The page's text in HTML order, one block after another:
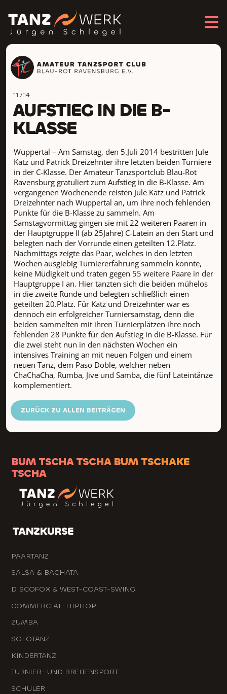
11.7.14
AUFSTIEG IN DIE B-
KLASSE
Wuppertal – Am Samstag, den 5.Juli 2014 bestritten Jule
Katz und Patrick Dreizehnter ihre letzten beiden Turniere
in der C-Klasse. Der Amateur Tanzsportclub Blau-Rot
Ravensburg gratuliert zum Aufstieg in die B-Klasse. Am
vergangenen Wochenende reisten Jule Katz und Patrick
Dreizehnter nach Wuppertal an, um ihre noch fehlenden
Punkte für die B-Klasse zu sammeln. Am
Samstagvormittag gingen sie mit 22 weiteren Paaren in
der Hauptgruppe II (ab 25Jahre) C-Latein an den Start und
belegten nach der Vorrunde einen geteilten 12.Platz.
Nachmittags zeigte das Paar, welches in den letzten
Wochen ausgiebig Turniererfahrung sammeln konnte,
keine Müdigkeit und traten gegen 55 weitere Paare in der
Hauptgruppe I an. Hier tanzten sich die beiden mühelos
in die zweite Runde und belegten schließlich einen
geteilten 20.Platz. Für Katz und Dreizehnter war es
dennoch ein erfolgreicher Turniersamstag, denn die
beiden sammelten mit ihren Turnierplätzen ihre noch
fehlenden 28 Punkte für den Aufstieg in die B-Klasse. Für
die zwei steht nun in den nächsten Wochen ein
intensives Training an mit neuen Folgen und einem
neuen Tanz, dem Paso Doble, welcher neben
ChaChaCha, Rumba, Jive und Samba, die fünf Lateintänze
komplementiert.
ZURÜCK ZU ALLEN BEITRÄGEN
BUM TSCHA TSCHA BUM TSCHAKE
TSCHA
TANZKURSE
PAARTANZ
SALSA & BACHATA
DISCOFOX & WEST-COAST-SWING
COMMERCIAL-HIPHOP
ZUMBA
SOLOTANZ
KINDERTANZ
TURNIER- UND BREITENSPORT
SCHÜLER